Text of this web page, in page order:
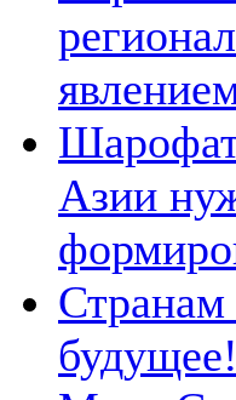
Азии
будущее!